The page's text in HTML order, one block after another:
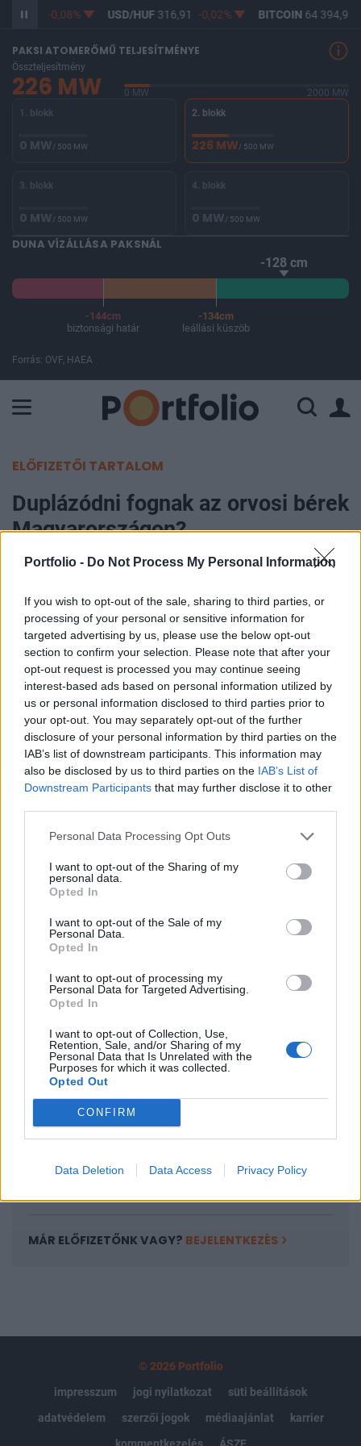
Portfolio - Do Not Process My Personal Information
If you wish to opt-out of the sale, sharing to third parties, or
processing of your personal or sensitive information for
targeted advertising by us, please use the below opt-out
section to confirm your selection. Please note that after your
opt-out request is processed you may continue seeing
interest-based ads based on personal information utilized by
us or personal information disclosed to third parties prior to
your opt-out. You may separately opt-out of the further
disclosure of your personal information by third parties on the
IAB’s list of downstream participants. This information may
also be disclosed by us to third parties on the IAB’s List of
Downstream Participants that may further disclose it to other
Personal Data Processing Opt Outs
I want to opt-out of the Sharing of my
personal data.
Opted In
I want to opt-out of the Sale of my
Personal Data.
Opted In
I want to opt-out of processing my
Personal Data for Targeted Advertising.
Opted In
I want to opt-out of Collection, Use,
Retention, Sale, and/or Sharing of my
Personal Data that Is Unrelated with the
Purposes for which it was collected.
Opted Out
CONFIRM
Data Deletion Data Access Privacy Policy
365,12 -0,08% USD/HUF316,91 -0,02% BITCOIN64 394,92
PAKSI ATOMERŐMŰ TELJESÍTMÉNYE
Összteljesítmény
226 MW 0 MW
2000 MW
1. blokk
0 MW/ 500 MW
2. blokk
226 MW/ 500 MW
3. blokk
0 MW/ 500 MW
4. blokk
0 MW/ 500 MW
DUNA VÍZÁLLÁSA PAKSNÁL
-128 cm
-144cm
biztonsági határ
-134cm
leállási küszöb
Forrás: OVF, HAEA
ELŐFIZETŐI TARTALOM
Duplázódni fognak az orvosi bérek
Magyarországon?
Portfolio
Jelentős növekedésen vannak túl a
magánegészségügyi szolgáltatók
Magyarországon, azonban ez a piac sem nőhet az
égig. Közben pedig az elvándorlás miatt egyre
erősebb bérnyomás még meg fog jelenni az
ágazat privát oldalán, ami a cégek üzleti
modelljének átgondolását és konszolidációt
kényszeríthet ki.
Duplázódó bérekKomoly kihívás a humánerőforrás ügye a
hazai egészségügyben, a magánszolgáltatóknál is - ez volt
2017 rendezvénynek. Lantos Gabriella, a Róbert Károly
Magánkórház operatív igazgatója előadásában számokkal
hogy az ágazatban tapasztalható...
KEDVES OLVASÓNK!
A keresett cikk a portfolio.hu hírarchívumához
tartozik, melynek olvasása előfizetéses
regisztrációhoz kötött.
Az előfizetés a következőket tartalmazza:
Portfolio.hu teljes cikkarchívum
Kötéslisták: BÉT elmúlt 2 év napon belüli
kötéslistái
MÁR ELŐFIZETŐNK VAGY? BEJELENTKEZÉS
© 2026 Portfolio
impresszum
jogi nyilatkozat
süti beállítások
adatvédelem
szerzői jogok médiaajánlat
karrier
kommentkezelés
ÁSZF